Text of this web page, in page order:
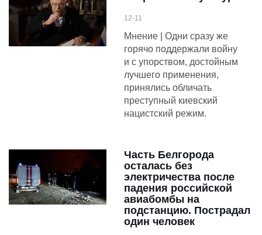
12-11
Мнение | Одни сразу же
горячо поддержали войну
и с упорством, достойным
лучшего применения,
принялись обличать
преступный киевский
нацистский режим.
Часть Белгорода
осталась без
электричества после
падения российской
авиабомбы на
подстанцию. Пострадал
один человек